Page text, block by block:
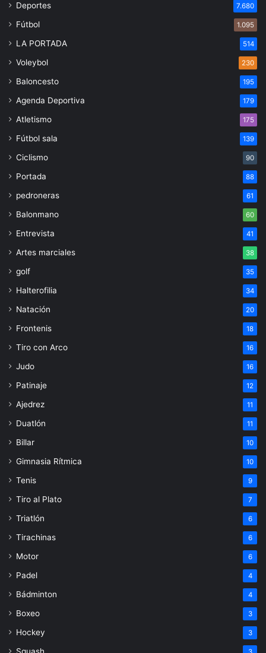
Deportes 7.680
Fútbol 1.095
LA PORTADA 514
Voleybol 230
Baloncesto 195
Agenda Deportiva 179
Atletismo 175
Fútbol sala 139
Ciclismo 90
Portada 88
pedroneras 61
Balonmano 60
Entrevista 41
Artes marciales 38
golf 35
Halterofilia 34
Natación 20
Frontenis 18
Tiro con Arco 16
Judo 16
Patinaje 12
Ajedrez 11
Duatlón 11
Billar 10
Gimnasia Rítmica 10
Tenis 9
Tiro al Plato 7
Triatlón 6
Tirachinas 6
Motor 6
Padel 4
Bádminton 4
Boxeo 3
Hockey 3